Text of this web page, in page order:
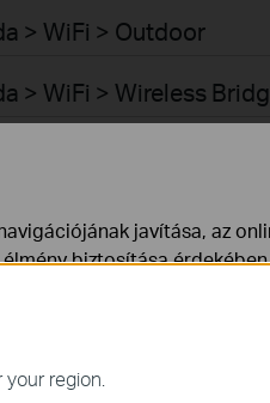
> WiFi > Outdoor
> WiFi > Wireless
> Switch-ek > Campus
> Switch-ek > Access
> Switch-ek > Access
region.
javítása, az
biztosítása
az
és nem tilthatók le a